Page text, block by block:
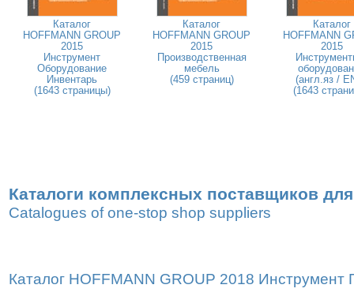
Каталог
HOFFMANN GROUP
2015
Инструмент
Оборудование
Инвентарь
(1643 страницы)
Каталог
HOFFMANN GROUP
2015
Производственная
мебель
(459 страниц)
Каталог
HOFFMANN
2015
(англ.яз /
(1643
Каталоги комплексных поставщиков
Catalogues of one-stop shop suppliers
Каталог HOFFMANN GROUP 2018